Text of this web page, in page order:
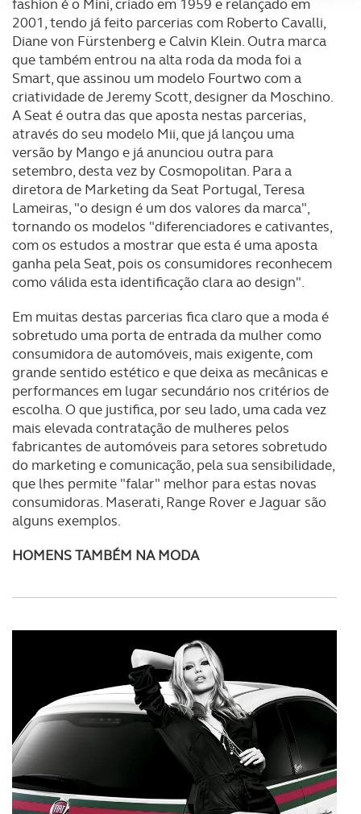
Adicionalmente partilhamos informação, relativa à sua
utilização do nosso site de publicidade e de análise, com
parceiros e organizações na UE e em países terceiros.
O ACP garantirá que as transferências internacionais de
dados pessoais serão realizadas apenas com o seu
consentimento e quando tal se afigure estritamente
necessário no contexto dos serviços a prestar.
Realçamos que o bloqueio de certo tipo de Cookies e
tecnologias similares pode ter impacto na sua
experiência de navegação no Website e nos serviços
Consulte a política de cookies do site.
fashion é o Mini, criado em 1959 e relançado em
2001, tendo já feito parcerias com Roberto Cavalli,
Diane von Fürstenberg e Calvin Klein. Outra marca
que também entrou na alta roda da moda foi a
Smart, que assinou um modelo Fourtwo com a
criatividade de Jeremy Scott, designer da Moschino.
A Seat é outra das que aposta nestas parcerias,
através do seu modelo Mii, que já lançou uma
versão by Mango e já anunciou outra para
setembro, desta vez by Cosmopolitan. Para a
diretora de Marketing da Seat Portugal, Teresa
Lameiras, "o design é um dos valores da marca",
tornando os modelos "diferenciadores e cativantes,
com os estudos a mostrar que esta é uma aposta
ganha pela Seat, pois os consumidores reconhecem
como válida esta identificação clara ao design".
Em muitas destas parcerias fica claro que a moda é
sobretudo uma porta de entrada da mulher como
consumidora de automóveis, mais exigente, com
grande sentido estético e que deixa as mecânicas e
performances em lugar secundário nos critérios de
escolha. O que justifica, por seu lado, uma cada vez
mais elevada contratação de mulheres pelos
fabricantes de automóveis para setores sobretudo
do marketing e comunicação, pela sua sensibilidade,
que lhes permite "falar" melhor para estas novas
consumidoras. Maserati, Range Rover e Jaguar são
alguns exemplos.
HOMENS TAMBÉM NA MODA